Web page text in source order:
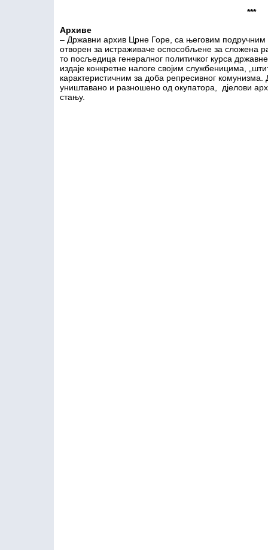
***
Архиве
– Државни архив Црне Горе, са његовим
отворен за истраживаче оспособљене за сложена
то посљедица генералног политичког курса
издаје конкретне налоге својим службеницима,
карактеристичним за доба репресивног комунизма.
уништавано и разношено од окупатора, дјелови
стању.